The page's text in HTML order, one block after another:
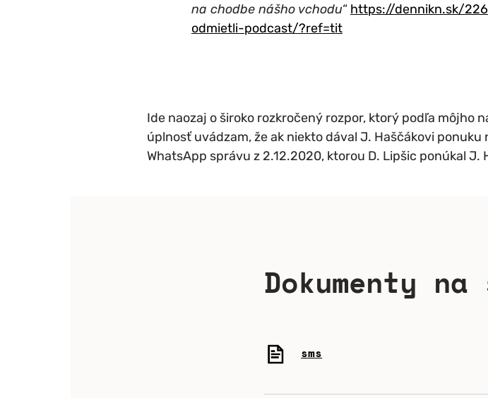
na chodbe nášho vchodu“ https://dennikn.sk/
odmietli-podcast/?ref=tit
Ide naozaj o široko rozkročený rozpor, ktorý podľa môjho
úplnosť uvádzam, že ak niekto dával J. Haščákovi
WhatsApp správu z 2.12.2020, ktorou D. Lipšic ponúkal J.
Dokumenty
sms